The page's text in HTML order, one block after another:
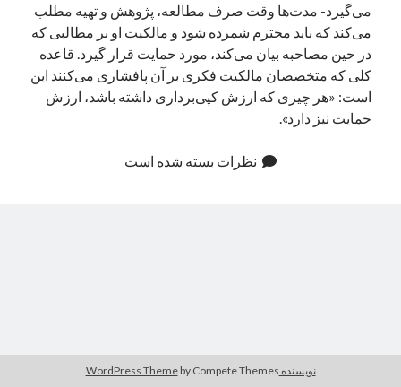
می‌گیرد- مدت‌ها وقت صرف مطالعه، پژوهش و تهیه مطلب
می‌کند که باید محترم شمرده شود و مالکیت او بر مطالبی که
در حین مصاحبه بیان می‌کند،‌ مورد حمایت قرار گیرد. قاعده
کلی که متخصصان مالکیت فکری بر آن پافشاری می‌کنند این
است: «هر چیزی که ارزش کپی‌برداری داشته باشد، ارزش
حمایت نیز دارد».
نظرات بسته شده است
نویسنده WordPress Theme by Compete Themes